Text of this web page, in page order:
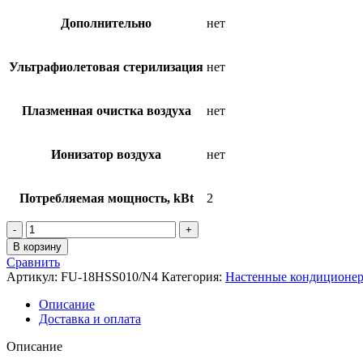
Дополнительно нет
Ультрафиолетовая стерилизация нет
Плазменная очистка воздуха нет
Ионизатор воздуха нет
Потребляемая мощность, kBt 2
Количество
товара
Классические
сплит-
системы
серии
FAVORITE
2022
В корзину
Сравнить
Артикул: FU-18HSS010/N4 Категория: Настенные
Описание
Доставка и оплата
Описание